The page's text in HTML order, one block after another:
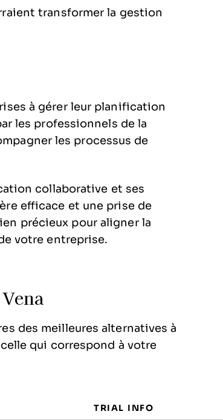
transformer la gestion
à gérer leur planification
les professionnels de la
les processus de
collaborative et ses
efficace et une prise de
précieux pour aligner la
votre entreprise.
des meilleures alternatives à
qui correspond à votre
TRIAL INFO